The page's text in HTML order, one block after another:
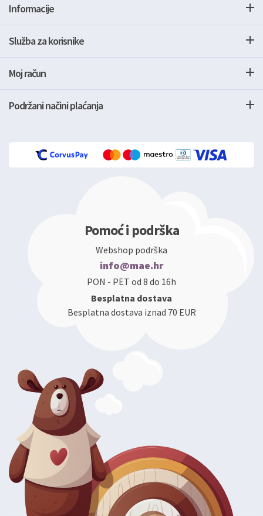
Informacije
Služba za korisnike
Moj račun
Podržani načini plaćanja
Pomoć i podrška
Webshop podrška
info@mae.hr
PON - PET od 8 do 16h
Besplatna dostava
Besplatna dostava iznad 70 EUR